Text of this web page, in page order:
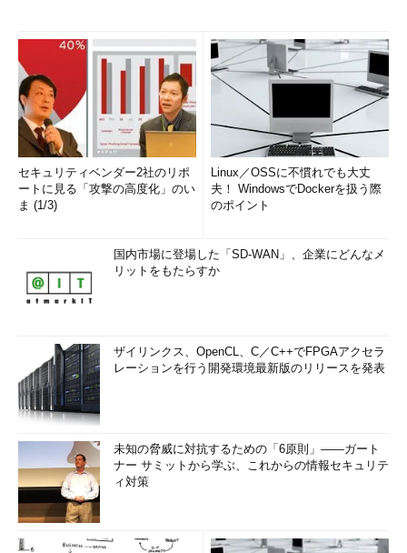
セキュリティベンダー2社のリポ
ートに見る「攻撃の高度化」のい
ま (1/3)
Linux／OSSに不慣れでも大丈
夫！ WindowsでDockerを扱う際
のポイント
国内市場に登場した「SD-WAN」、企業にどんなメ
リットをもたらすか
ザイリンクス、OpenCL、C／C++でFPGAアクセラ
レーションを行う開発環境最新版のリリースを発表
未知の脅威に対抗するための「6原則」――ガート
ナー サミットから学ぶ、これからの情報セキュリテ
ィ対策